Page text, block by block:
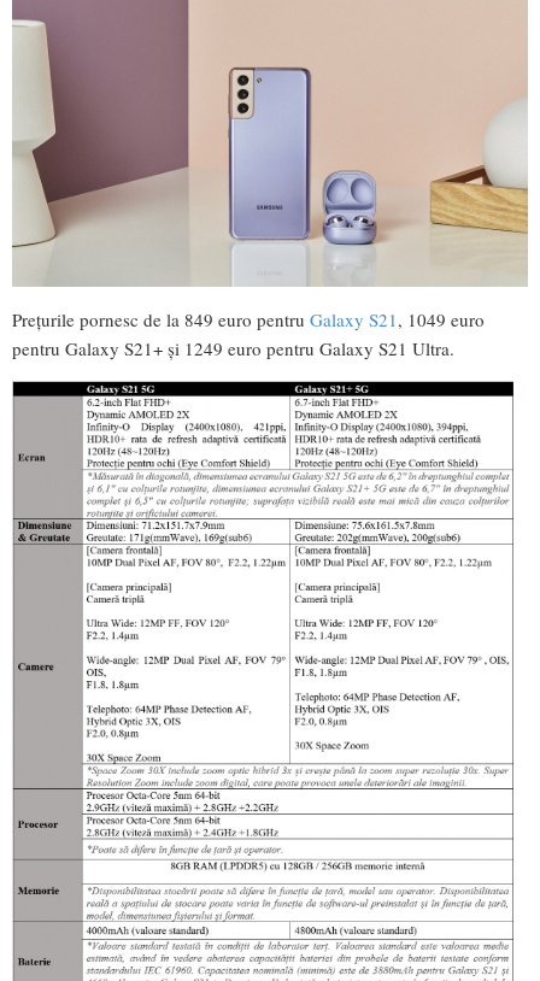
Prețurile pornesc de la 849 euro pentru Galaxy S21, 1049 euro
pentru Galaxy S21+ și 1249 euro pentru Galaxy S21 Ultra.